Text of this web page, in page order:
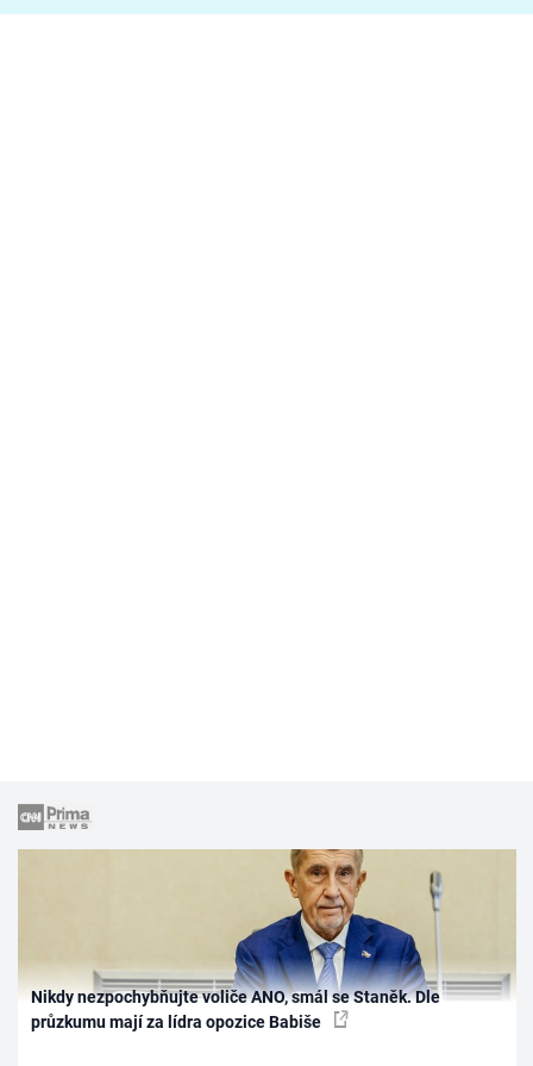
Nikdy nezpochybňujte voliče ANO, smál se Staněk. Dle
průzkumu mají za lídra opozice Babiše